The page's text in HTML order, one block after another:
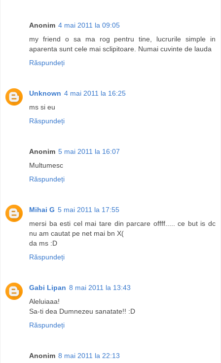
Anonim 4 mai 2011 la 09:05
my friend o sa ma rog pentru tine, lucrurile simple in
aparenta sunt cele mai sclipitoare. Numai cuvinte de lauda
Răspundeți
Unknown 4 mai 2011 la 16:25
ms si eu
Răspundeți
Anonim 5 mai 2011 la 16:07
Multumesc
Răspundeți
Mihai G 5 mai 2011 la 17:55
mersi ba esti cel mai tare din parcare offff..... ce but is dc
nu am cautat pe net mai bn X(
da ms :D
Răspundeți
Gabi Lipan 8 mai 2011 la 13:43
Aleluiaaa!
Sa-ti dea Dumnezeu sanatate!! :D
Răspundeți
Anonim 8 mai 2011 la 22:13